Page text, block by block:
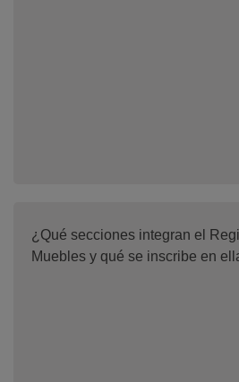
¿Qué secciones integran el
Muebles y qué se inscribe en